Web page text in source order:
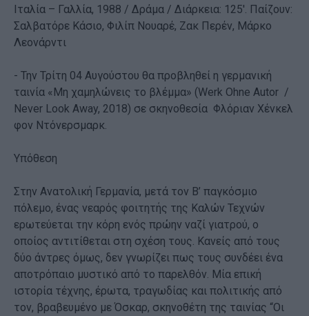
Ιταλία – Γαλλία, 1988 / Δράμα / Διάρκεια: 125'. Παίζουν:
Σαλβατόρε Κάσιο, Φιλίπ Νουαρέ, Ζακ Περέν, Μάρκο
Λεονάρντι
- Την Τρίτη 04 Αυγούστου θα προβληθεί η γερμανική
ταινία «Μη χαμηλώνεις το βλέμμα» (Werk Ohne Autor /
Never Look Away, 2018) σε σκηνοθεσία Φλόριαν Χένκελ
φον Ντόνερσμαρκ.
Υπόθεση
Στην Ανατολική Γερμανία, μετά τον Β’ παγκόσμιο
πόλεμο, ένας νεαρός φοιτητής της Καλών Τεχνών
ερωτεύεται την κόρη ενός πρώην ναζί γιατρού, ο
οποίος αντιτίθεται στη σχέση τους. Κανείς από τους
δύο άντρες όμως, δεν γνωρίζει πως τους συνδέει ένα
αποτρόπαιο μυστικό από το παρελθόν. Μία επική
ιστορία τέχνης, έρωτα, τραγωδίας και πολιτικής από
τον, βραβευμένο με Όσκαρ, σκηνοθέτη της ταινίας “Οι